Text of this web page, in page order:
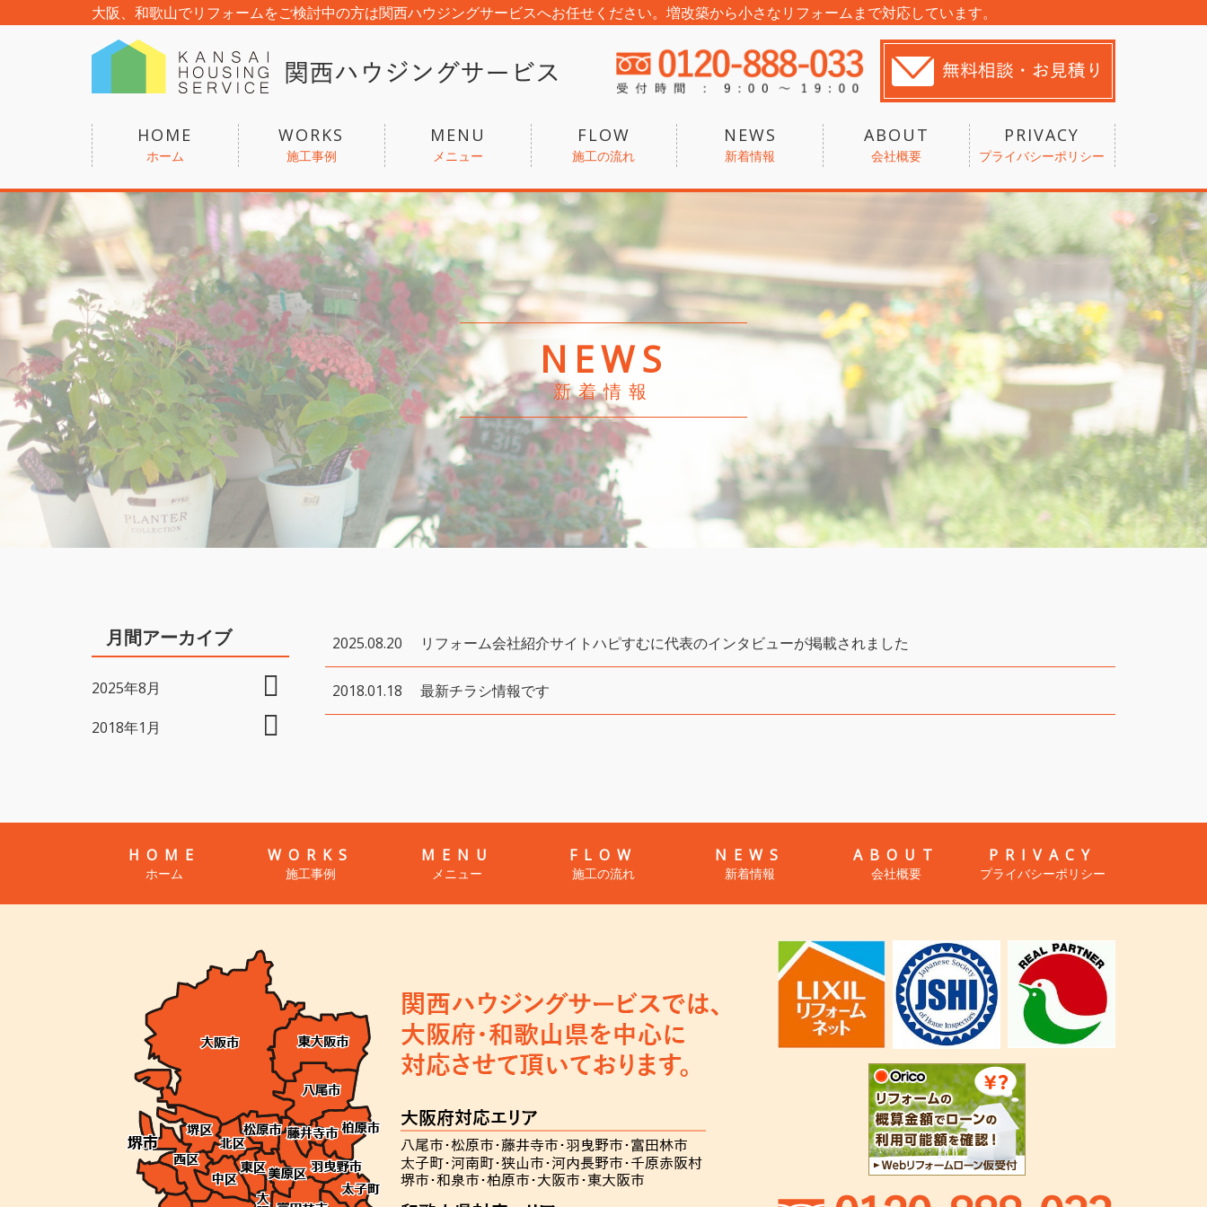
大阪、和歌山でリフォームをご検討中の方は関西ハウジングサービスへお任せください。増改築から小さなリフォームまで対応しています。
HOME
ホーム
WORKS
施工事例
MENU
メニュー
FLOW
施工の流れ
NEWS
新着情報
ABOUT
会社概要
PRIVACY
プライバシーポリシー
NEWS
新着情報
月間アーカイブ
2025年8月
2018年1月
2025.08.20 リフォーム会社紹介サイトハピすむに代表のインタビューが掲載されました
2018.01.18 最新チラシ情報です
HOME
ホーム
WORKS
施工事例
MENU
メニュー
FLOW
施工の流れ
NEWS
新着情報
ABOUT
会社概要
PRIVACY
プライバシーポリシー